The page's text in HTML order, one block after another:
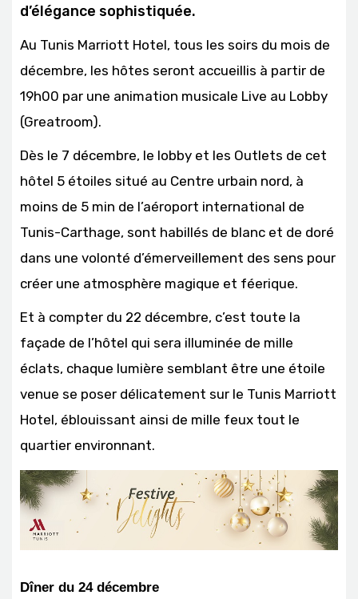
d’élégance sophistiquée.
Au Tunis Marriott Hotel, tous les soirs du mois de
décembre, les hôtes seront accueillis à partir de
19h00 par une animation musicale Live au Lobby
(Greatroom).
Dès le 7 décembre, le lobby et les Outlets de cet
hôtel 5 étoiles situé au Centre urbain nord, à
moins de 5 min de l’aéroport international de
Tunis-Carthage, sont habillés de blanc et de doré
dans une volonté d’émerveillement des sens pour
créer une atmosphère magique et féerique.
Et à compter du 22 décembre, c’est toute la
façade de l’hôtel qui sera illuminée de mille
éclats, chaque lumière semblant être une étoile
venue se poser délicatement sur le Tunis Marriott
Hotel, éblouissant ainsi de mille feux tout le
quartier environnant.
Dîner du 24 décembre